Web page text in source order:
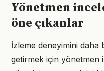
Yönetmen
öne çıkanlar
İzleme deneyimini daha
getirmek için yönetmen